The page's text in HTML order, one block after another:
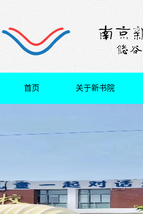
首页 关于新书院